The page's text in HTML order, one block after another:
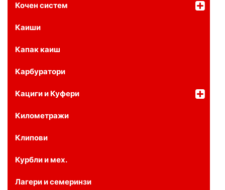
Кочен систем
Каиши
Капак каиш
Карбуратори
Кациги и Куфери
Километражи
Клипови
Курбли и мех.
Лагери и семеринзи